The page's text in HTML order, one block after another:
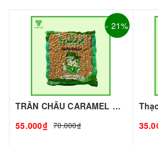
- 21%
TRÂN CHÂU CARAMEL ROYAL - 2kg - ROYAL | Topping làm Trà Sữa - TOBEE FOOD
55.000₫ 70.000₫